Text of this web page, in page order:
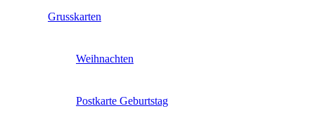
Grusskarten
Weihnachten
Postkarte Geburtstag